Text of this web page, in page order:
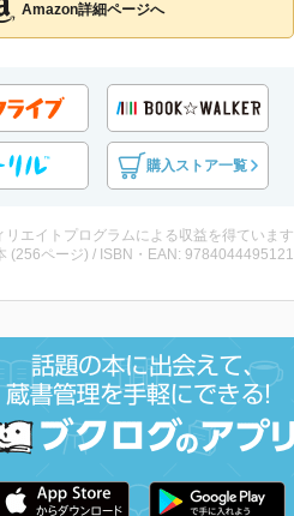
Amazon詳細ページへ
購入ストア一覧
リエイトプログラムによる収益を得ています
(256ページ) / ISBN・EAN: 9784044495121